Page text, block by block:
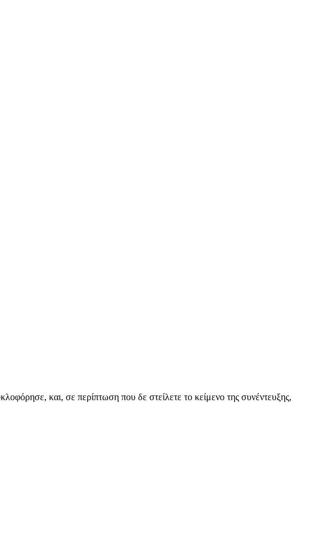
και, σε περίπτωση που δε στείλετε το κείμενο της συνέντευξης,